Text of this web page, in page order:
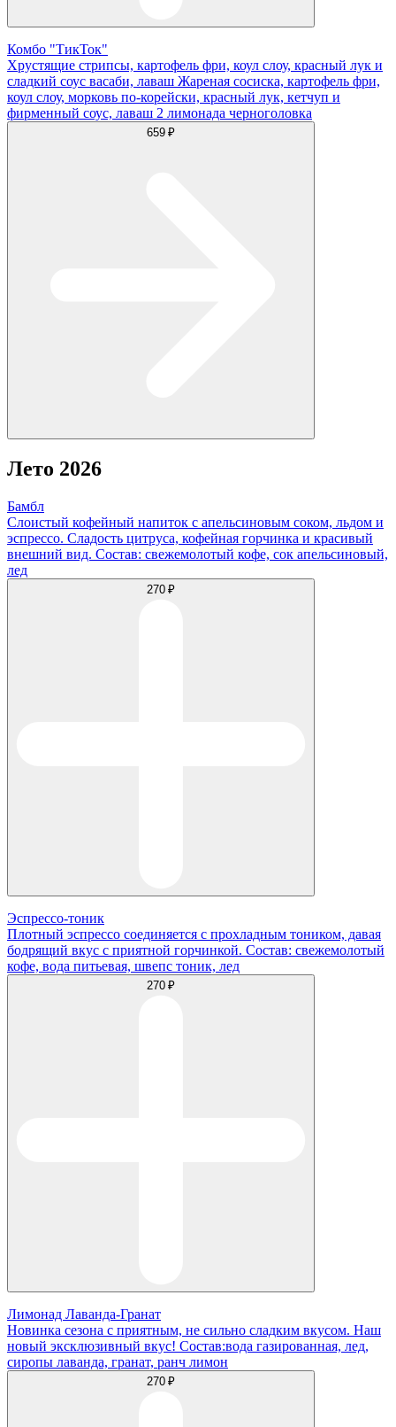
Комбо "ТикТок"
Хрустящие стрипсы, картофель фри, коул слоу, красный лук и
сладкий соус васаби, лаваш Жареная сосиска, картофель фри,
коул слоу, морковь по-корейски, красный лук, кетчуп и
фирменный соус, лаваш 2 лимонада черноголовка
659 ₽
Лето 2026
Бамбл
Слоистый кофейный напиток с апельсиновым соком, льдом и
эспрессо. Сладость цитруса, кофейная горчинка и красивый
внешний вид. Состав: свежемолотый кофе, сок апельсиновый,
лед
270 ₽
Эспрессо-тоник
Плотный эспрессо соединяется с прохладным тоником, давая
бодрящий вкус с приятной горчинкой. Состав: свежемолотый
кофе, вода питьевая, швепс тоник, лед
270 ₽
Лимонад Лаванда-Гранат
Новинка сезона с приятным, не сильно сладким вкусом. Наш
новый эксклюзивный вкус! Состав:вода газированная, лед,
сиропы лаванда, гранат, ранч лимон
270 ₽